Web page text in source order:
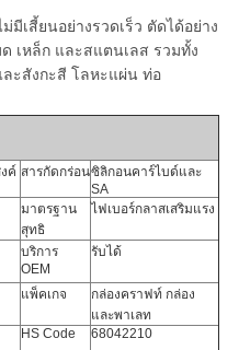
เสี้ยนอย่างรวดเร็ว ตัดได้อย่าง
เหล็ก และสแตนเลส รวมทั้ง
ละสังกะสี โลหะแผ่น ท่อ
ค์ สารกัดกร่อนซิลิกอนคาร์ไบด์และ
SA
มาตรฐาน
สุทธิ
ไฟเบอร์กลาสเสริมแรง
บริการ
OEM
รับได้
แพ็คเกจ
กล่องคราฟท์ กล่อง
และพาเลท
HS Code 68042210